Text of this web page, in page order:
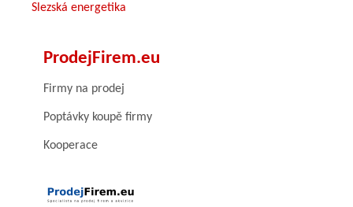
Slezská energetika
ProdejFirem.eu
Firmy na prodej
Poptávky koupě firmy
Kooperace